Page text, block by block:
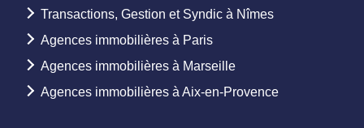
Transactions, Gestion et Syndic à Nîmes
Agences immobilières à Paris
Agences immobilières à Marseille
Agences immobilières à Aix-en-Provence